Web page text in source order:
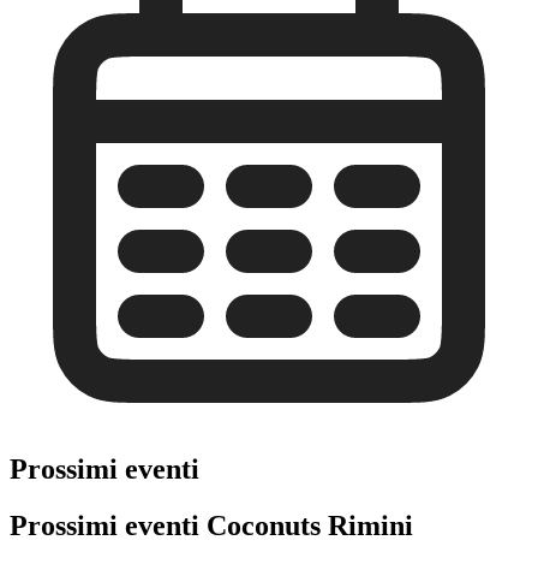
Prossimi eventi
Prossimi eventi Coconuts Rimini